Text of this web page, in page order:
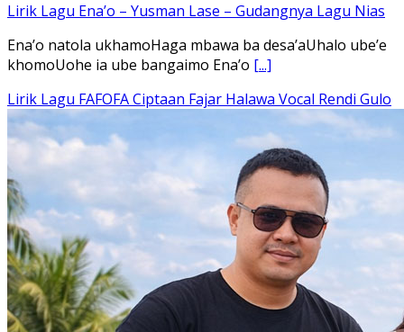
Lirik Lagu Ena’o – Yusman Lase – Gudangnya Lagu Nias